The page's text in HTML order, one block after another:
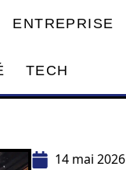
ENTREPRISE
TECH
14 mai 2026